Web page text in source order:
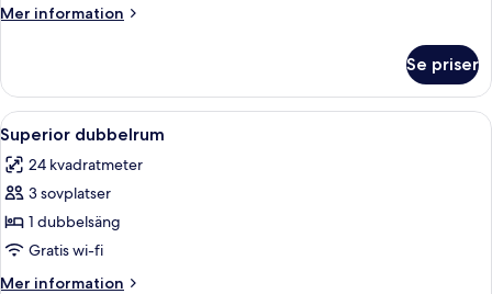
Mer information
Mer
dubbelrum
eller
tvåbäddsrum
Se priser
Öppna
alla
foton
för
Superior
dubbelrum
Ett hotellrum med två sängar, ett
3
Superior dubbelrum
24 kvadratmeter
3 sovplatser
1 dubbelsäng
Gratis wi-fi
Mer information
Mer